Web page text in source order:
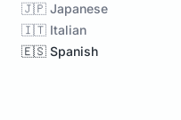
🇯🇵 Japanese
🇮🇹 Italian
🇪🇸 Spanish